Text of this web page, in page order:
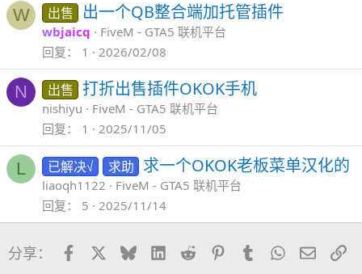
W 出售 出一个QB整合端加托管插件
wbjaicq
FiveM - GTA5 联机平台
回复
1 2026/02/08
N 出售 打折出售插件OKOK手机
nishiyu
FiveM - GTA5 联机平台
回复
1 2025/11/05
L 已解决√ 求助 求一个OKOK老板菜单汉化的
liaoqh1122
FiveM - GTA5 联机平台
回复
5 2025/11/14
分享： FacebookBlueskyLinkedIn
Reddit PinterestTumblrWhatsApp
邮件